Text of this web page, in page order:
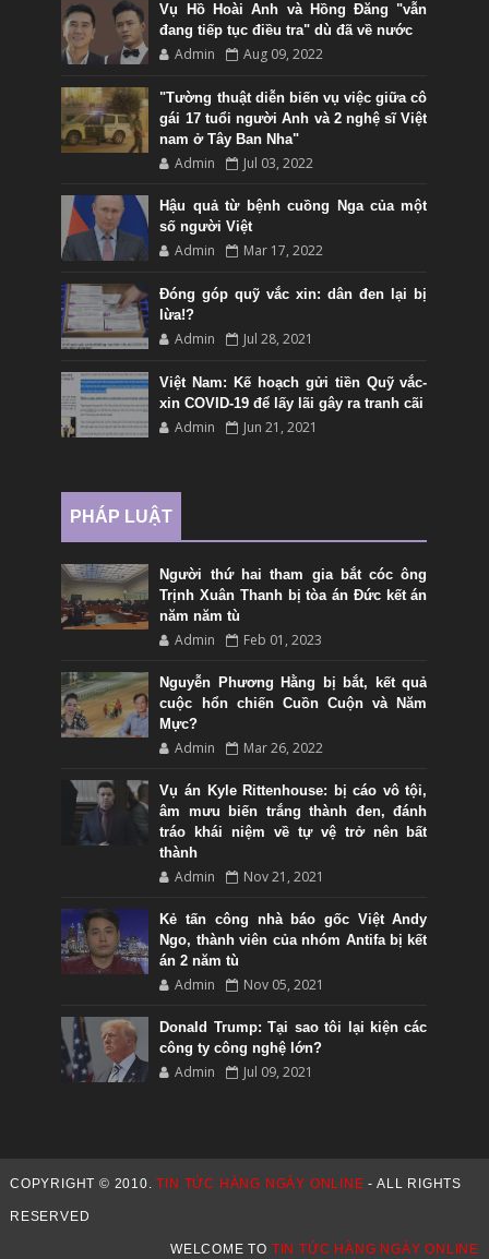
Vụ Hồ Hoài Anh và Hồng Đăng "vẫn
đang tiếp tục điều tra" dù đã về nước
Admin Aug 09, 2022
"Tường thuật diễn biến vụ việc giữa cô
gái 17 tuổi người Anh và 2 nghệ sĩ Việt
nam ở Tây Ban Nha"
Admin Jul 03, 2022
Hậu quả từ bệnh cuồng Nga của một
số người Việt
Admin Mar 17, 2022
Đóng góp quỹ vắc xin: dân đen lại bị
lừa!?
Admin Jul 28, 2021
Việt Nam: Kế hoạch gửi tiền Quỹ vắc-
xin COVID-19 để lấy lãi gây ra tranh cãi
Admin Jun 21, 2021
PHÁP LUẬT
Người thứ hai tham gia bắt cóc ông
Trịnh Xuân Thanh bị tòa án Đức kết án
năm năm tù
Admin Feb 01, 2023
Nguyễn Phương Hằng bị bắt, kết quả
cuộc hổn chiến Cuồn Cuộn và Năm
Mực?
Admin Mar 26, 2022
Vụ án Kyle Rittenhouse: bị cáo vô tội,
âm mưu biến trắng thành đen, đánh
tráo khái niệm về tự vệ trở nên bất
thành
Admin Nov 21, 2021
Kẻ tấn công nhà báo gốc Việt Andy
Ngo, thành viên của nhóm Antifa bị kết
án 2 năm tù
Admin Nov 05, 2021
Donald Trump: Tại sao tôi lại kiện các
công ty công nghệ lớn?
Admin Jul 09, 2021
COPYRIGHT © 2010.TIN TỨC HÀNG NGÀY ONLINE - ALL RIGHTS
RESERVED
WELCOME TO TIN TỨC HÀNG NGÀY ONLINE